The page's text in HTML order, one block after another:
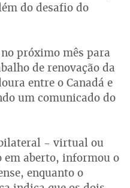
do desafio do
próximo mês para
de renovação da
entre o Canadá e
um comunicado do
- virtual ou
em aberto, informou o
enquanto o